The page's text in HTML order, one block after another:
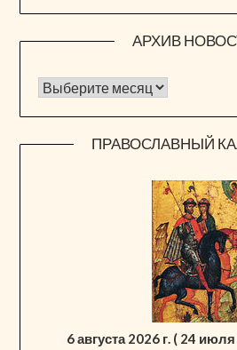
АРХИВ
Архив новостей
ПРАВОСЛАВНЫЙ
6 августа 2026 г. ( 24 июля